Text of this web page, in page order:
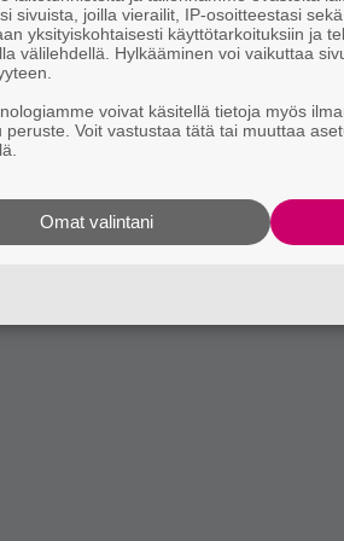
Close Watchista.
mutta sofistikoitunut levy
ja Cale on myöhemmin
vuosina legenda on kuitenkin
sivuista, joilla vierailit, IP-osoitteestasi
yksityiskohtaisesti käyttötarkoituksiin ja
välilehdellä. Hylkääminen voi vaikuttaa
voivat käsitellä tietoja myös
peruste. Voit vastustaa tätä tai muuttaa
Omat valintani